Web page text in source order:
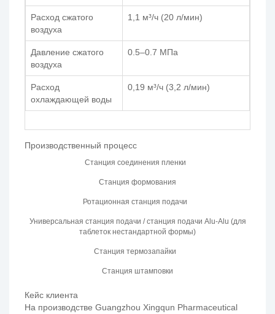
Расход сжатого
воздуха
1,1 м³/ч (20 л/мин)
Давление сжатого
воздуха
0.5–0.7 МПа
Расход
охлаждающей воды
0,19 м³/ч (3,2 л/мин)
Производственный процесс
Станция соединения пленки
Станция формования
Ротационная станция подачи
Универсальная станция подачи / станция подачи Alu-Alu (для
таблеток нестандартной формы)
Станция термозапайки
Станция штамповки
Кейс клиента
На производстве Guangzhou Xingqun Pharmaceutical